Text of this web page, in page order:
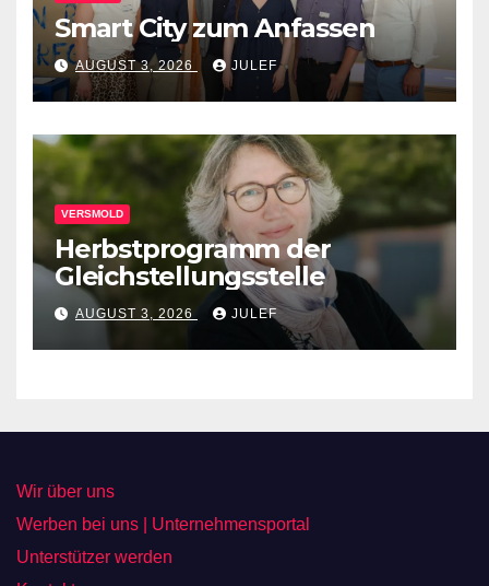
Smart City zum Anfassen
AUGUST 3, 2026 JULEF
VERSMOLD
Herbstprogramm der
Gleichstellungsstelle
AUGUST 3, 2026 JULEF
Wir über uns
Werben bei uns | Unternehmensportal
Unterstützer werden